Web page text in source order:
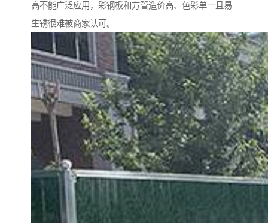
高不能广泛应用，彩钢板和方管造价高、色彩单一且易
生锈很难被商家认可。